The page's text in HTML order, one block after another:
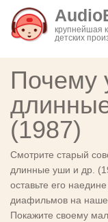
крупнейшая
детских
Почему
(1987)
Смотрите старый
длинные уши и др.
оставьте его
диафильмов на
Покажите своему